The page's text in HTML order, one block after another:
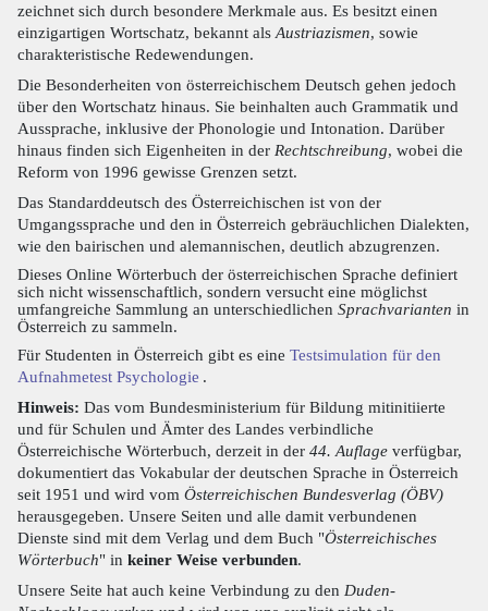
zeichnet sich durch besondere Merkmale aus. Es besitzt einen
einzigartigen Wortschatz, bekannt alsAustriazismen, sowie
charakteristische Redewendungen.
Die Besonderheiten von österreichischem Deutsch gehen jedoch
über den Wortschatz hinaus. Sie beinhalten auch Grammatik und
Aussprache, inklusive der Phonologie und Intonation. Darüber
hinaus finden sich Eigenheiten in der Rechtschreibung, wobei die
Reform von 1996 gewisse Grenzen setzt.
Das Standarddeutsch des Österreichischen ist von der
Umgangssprache und den in Österreich gebräuchlichen Dialekten,
wie den bairischen und alemannischen, deutlich abzugrenzen.
Dieses Online Wörterbuch der österreichischen Sprache definiert
sich nicht wissenschaftlich, sondern versucht eine möglichst
umfangreiche Sammlung an unterschiedlichen Sprachvarianten in
Österreich zu sammeln.
Für Studenten in Österreich gibt es eine Testsimulation für den
Aufnahmetest Psychologie .
Hinweis: Das vom Bundesministerium für Bildung mitinitiierte
und für Schulen und Ämter des Landes verbindliche
Österreichische Wörterbuch, derzeit in der 44. Auflage verfügbar,
dokumentiert das Vokabular der deutschen Sprache in Österreich
seit 1951 und wird vom Österreichischen Bundesverlag (ÖBV)
herausgegeben. Unsere Seiten und alle damit verbundenen
Dienste sind mit dem Verlag und dem Buch "Österreichisches
Wörterbuch" in keiner Weise verbunden.
Unsere Seite hat auch keine Verbindung zu den Duden-